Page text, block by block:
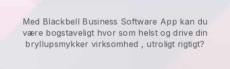
Med Blackbell Business Software App kan du
være bogstaveligt hvor som helst ogdrive din
bryllupsmykker virksomhed , utroligt rigtigt?